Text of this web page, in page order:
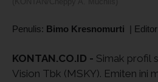
Penulis: Bimo Kresnomurti |
KONTAN.CO.ID - Simak profil
Vision Tbk (MSKY). Emiten ini